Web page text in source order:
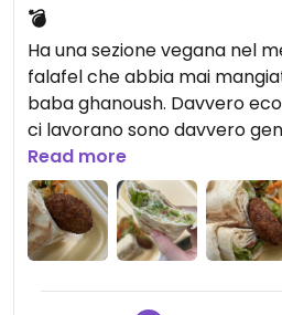
💣
Ha una sezione vegana nel
falafel che abbia mai
baba ghanoush. Davvero
ci lavorano sono davvero
raccomandato!
It has a vegan section on
best falafel I've ever eaten.
and baba ghanoush. Really
work there are really nice.
Read more